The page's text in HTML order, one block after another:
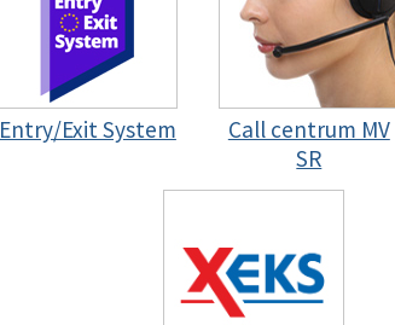
Entry/Exit System
Call centrum MV
SR